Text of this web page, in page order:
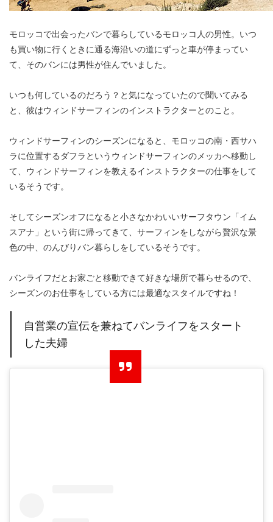
モロッコで出会ったバンで暮らしているモロッコ人の男性。いつ
も買い物に行くときに通る海沿いの道にずっと車が停まってい
て、そのバンには男性が住んでいました。
いつも何しているのだろう？と気になっていたので聞いてみる
と、彼はウィンドサーフィンのインストラクターとのこと。
ウィンドサーフィンのシーズンになると、モロッコの南・西サハ
ラに位置するダフラというウィンドサーフィンのメッカへ移動し
て、ウィンドサーフィンを教えるインストラクターの仕事をして
いるそうです。
そしてシーズンオフになると小さなかわいいサーフタウン「イム
スアナ」という街に帰ってきて、サーフィンをしながら贅沢な景
色の中、のんびりバン暮らしをしているそうです。
バンライフだとお家ごと移動できて好きな場所で暮らせるので、
シーズンのお仕事をしている方には最適なスタイルですね！
自営業の宣伝を兼ねてバンライフをスタート
した夫婦